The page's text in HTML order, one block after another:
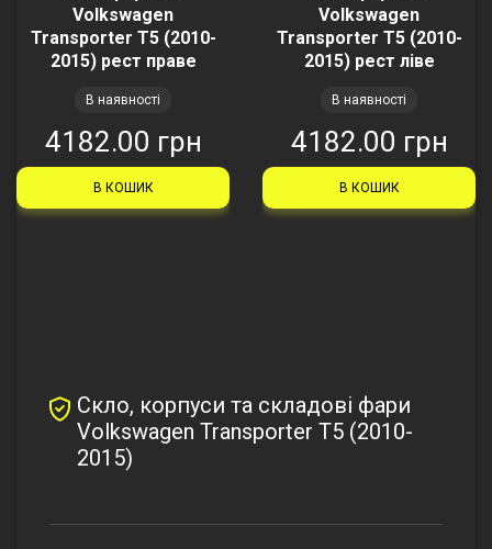
Volkswagen
Transporter T5 (2010-
2015) рест праве
В наявності
4182.00 грн
В КОШИК
Volkswagen
Transporter T5 (2010-
2015) рест ліве
В наявності
4182.00 грн
В КОШИК
Скло, корпуси та складові фари
Volkswagen Transporter T5 (2010-
2015)